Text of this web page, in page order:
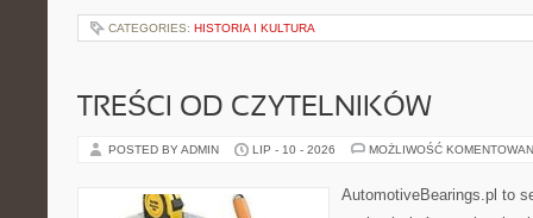
CATEGORIES: HISTORIA I KULTURA
TREŚCI OD CZYTELNIKÓW
POSTED BY ADMIN LIP - 10 - 2026 MOŻLIWOŚĆ
AutomotiveBearings.pl to